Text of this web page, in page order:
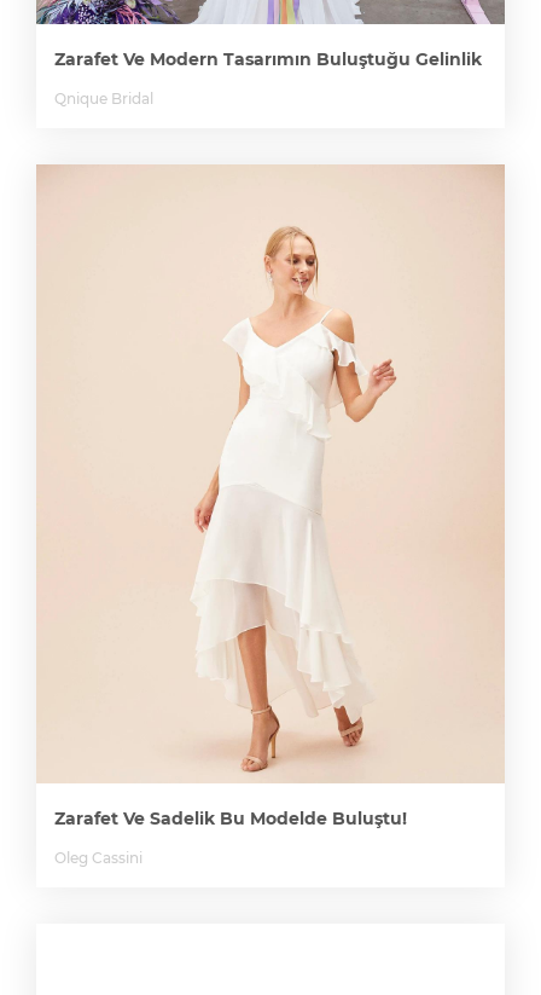
Zarafet Ve Modern Tasarımın Buluştuğu Gelinlik
Qnique Bridal
Zarafet Ve Sadelik Bu Modelde Buluştu!
Oleg Cassini